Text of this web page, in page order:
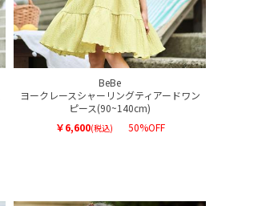
BeBe
ヨークレースシャーリングティアードワン
ピース(90~140cm)
￥6,600(税込) 50%OFF